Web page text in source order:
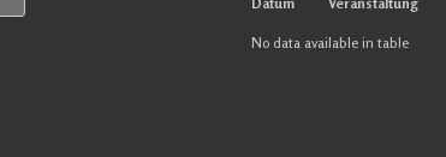
No data available in table